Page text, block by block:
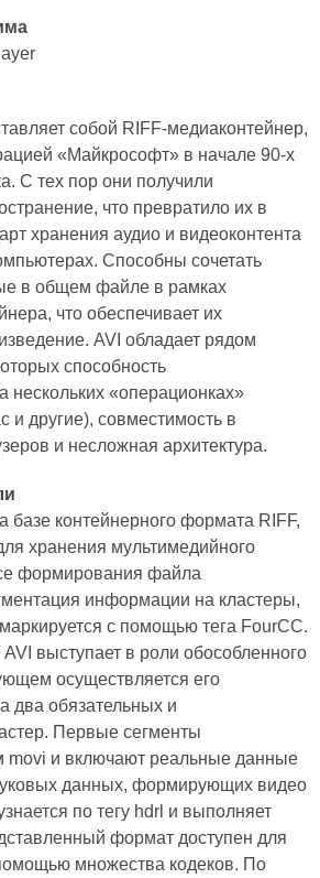
собой RIFF-медиаконтейнер,
«Майкрософт» в начале 90-х
С тех пор они получили
что превратило их в
хранения аудио и видеоконтента
Способны сочетать
в общем файле в рамках
что обеспечивает их
AVI обладает рядом
способность
нескольких «операционках»
и другие), совместимость в
и несложная архитектура.
базе контейнерного формата RIFF,
хранения мультимедийного
формирования файла
информации на кластеры,
с помощью тега FourCC.
выступает в роли обособленного
осуществляется его
два обязательных и
Первые сегменты
movi и включают реальные данные
данных, формирующих видео
по тегу hdrl и выполняет
формат доступен для
множества кодеков. По